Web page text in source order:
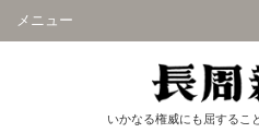
メニュー
いかなる権威にも屈するこ